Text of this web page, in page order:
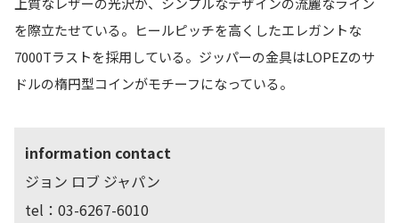
を際立たせている。ヒールピッチを高くしたエレガントな
7000Tラストを採用している。ジッパーの金具はLOPEZのサ
ドルの楕円型コインがモチーフになっている。
information contact
ジョン ロブ ジャパン
tel：03-6267-6010